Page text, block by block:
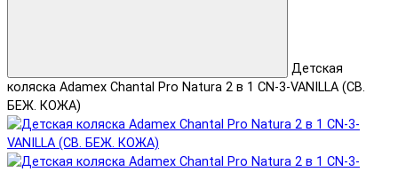
Детская
коляска Adamex Chantal Pro Natura 2 в 1 CN-3-VANILLA (СВ.
БЕЖ. КОЖА)